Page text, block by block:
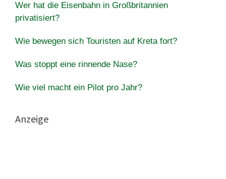
Wer hat die Eisenbahn in Großbritannien
privatisiert?
Wie bewegen sich Touristen auf Kreta fort?
Was stoppt eine rinnende Nase?
Wie viel macht ein Pilot pro Jahr?
Anzeige